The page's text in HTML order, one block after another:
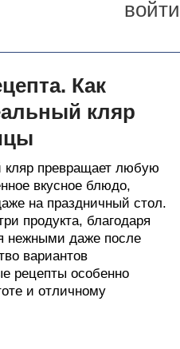
войти
Как
кляр
кляр превращает любую
вкусное блюдо,
на праздничный стол.
продукта, благодаря
нежными даже после
вариантов
рецепты особенно
и отличному